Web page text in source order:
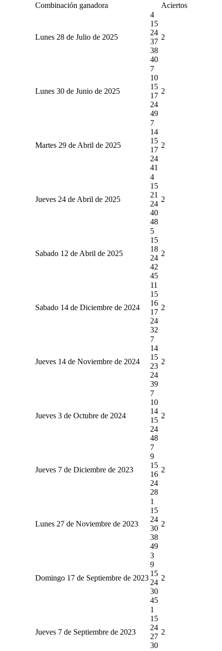
Combinación ganadora Aciertos
Lunes 28 de Julio de 2025
4
15
24
37
38
40
2
Lunes 30 de Junio de 2025
7
10
15
17
24
49
2
Martes 29 de Abril de 2025
7
14
15
17
24
41
2
Jueves 24 de Abril de 2025
4
15
21
24
40
48
2
Sabado 12 de Abril de 2025
5
15
18
24
42
45
2
Sabado 14 de Diciembre de 2024
11
15
16
17
24
32
2
Jueves 14 de Noviembre de 2024
7
14
15
23
24
39
2
Jueves 3 de Octubre de 2024
7
10
14
15
24
48
2
Jueves 7 de Diciembre de 2023
7
9
15
16
24
28
2
Lunes 27 de Noviembre de 2023
1
15
24
30
38
49
2
Domingo 17 de Septiembre de 2023
3
9
15
24
30
45
2
Jueves 7 de Septiembre de 2023
1
15
24
27
30
2